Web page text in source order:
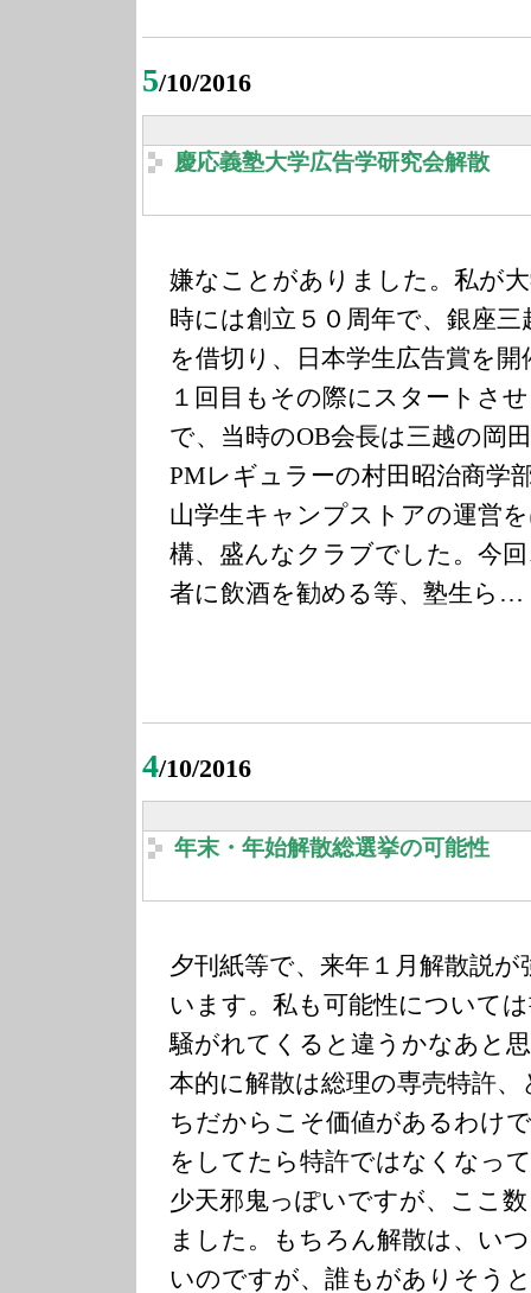
5/10/2016
慶応義塾大学広告学研究会解散
嫌なことがありました。私が
時には創立５０周年で、銀座
を借切り、日本学生広告賞を
１回目もその際にスタートさ
で、当時のOB会長は三越の岡
PMレギュラーの村田昭治商学
山学生キャンプストアの運営
構、盛んなクラブでした。今
者に飲酒を勧める等、塾生ら…
4/10/2016
年末・年始解散総選挙の可能性
夕刊紙等で、来年１月解散説
います。私も可能性について
騒がれてくると違うかなあと
本的に解散は総理の専売特許
ちだからこそ価値があるわけ
をしてたら特許ではなくなっ
少天邪鬼っぽいですが、ここ
ました。もちろん解散は、い
いのですが、誰もがありそう